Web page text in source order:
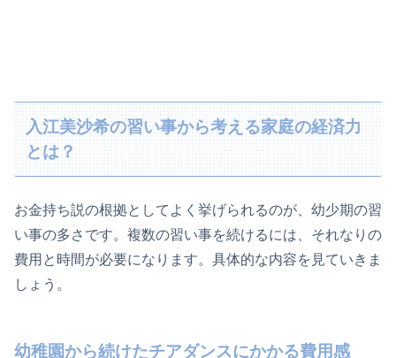
入江美沙希の習い事から考える家庭の経済力
とは？
お金持ち説の根拠としてよく挙げられるのが、幼少期の習
い事の多さです。複数の習い事を続けるには、それなりの
費用と時間が必要になります。具体的な内容を見ていきま
しょう。
幼稚園から続けたチアダンスにかかる費用感